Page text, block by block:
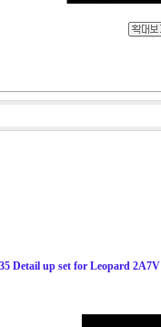
Detail up set for Leopard 2A7V